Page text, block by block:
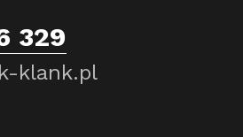
329
klank.pl